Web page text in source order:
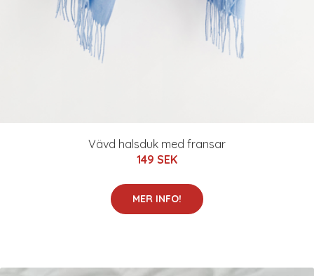
Vävd halsduk med fransar
149 SEK
MER INFO!